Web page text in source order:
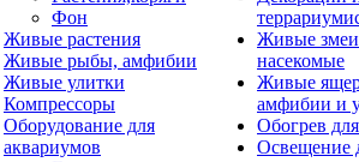
Фон
Живые растения
Живые рыбы, амфибии
Живые улитки
Компрессоры
Оборудование для
аквариумов
Живые
насекомые
Живые
амфибии и
Обогрев
Освещение